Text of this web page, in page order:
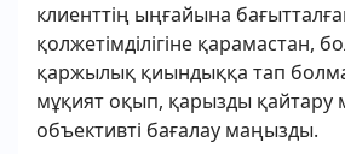
клиенттің ыңғайына
қолжетімділігіне қарамастан,
қаржылық қиындыққа тап
мұқият оқып, қарызды қайтару
объективті бағалау маңызды.